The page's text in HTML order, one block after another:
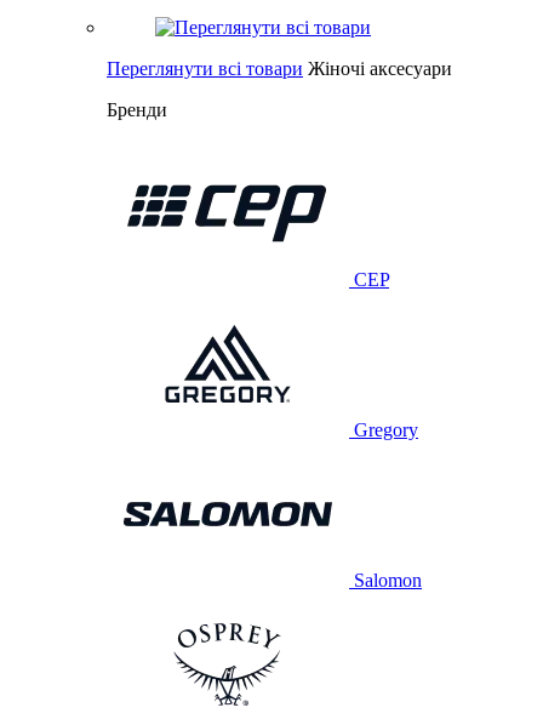
Переглянути всі товари Жіночі аксесуари
Бренди
CEP
Gregory
Salomon